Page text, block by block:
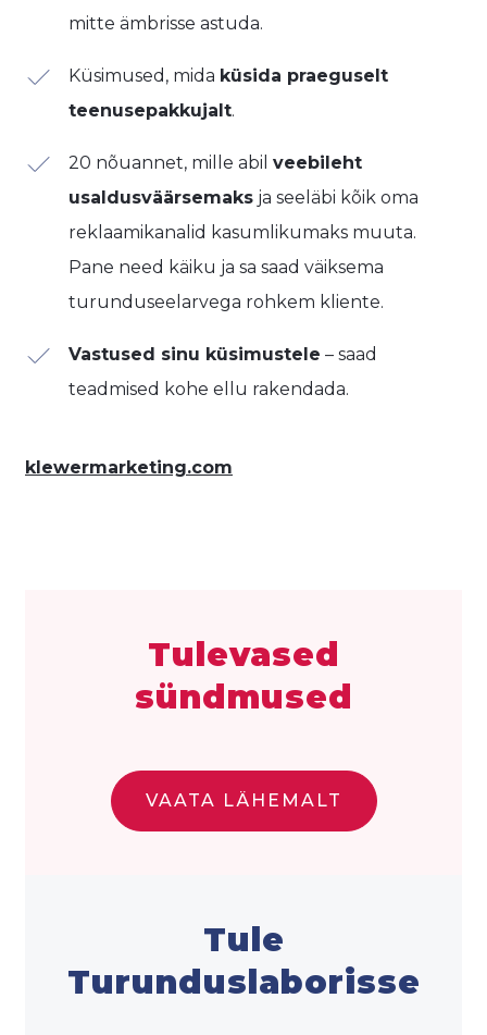
mitte ämbrisse astuda.
​Küsimused, mida küsida praeguselt
teenusepakkujalt.
​20 nõuannet, mille abil veebileht
usaldusväärsemaks ja seeläbi kõik oma
reklaamikanalid kasumlikumaks muuta.
Pane need käiku ja sa saad väiksema
turunduseelarvega rohkem kliente.
Vastused sinu küsimustele – saad
teadmised kohe ellu rakendada.
klewermarketing.com
Tulevased
sündmused
VAATA LÄHEMALT
Tule
Turunduslaborisse